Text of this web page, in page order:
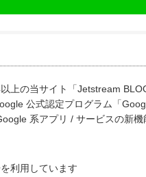
上の当サイト「Jetstream
公式認定プログラム「
系アプリ / サービスの新機
利用しています